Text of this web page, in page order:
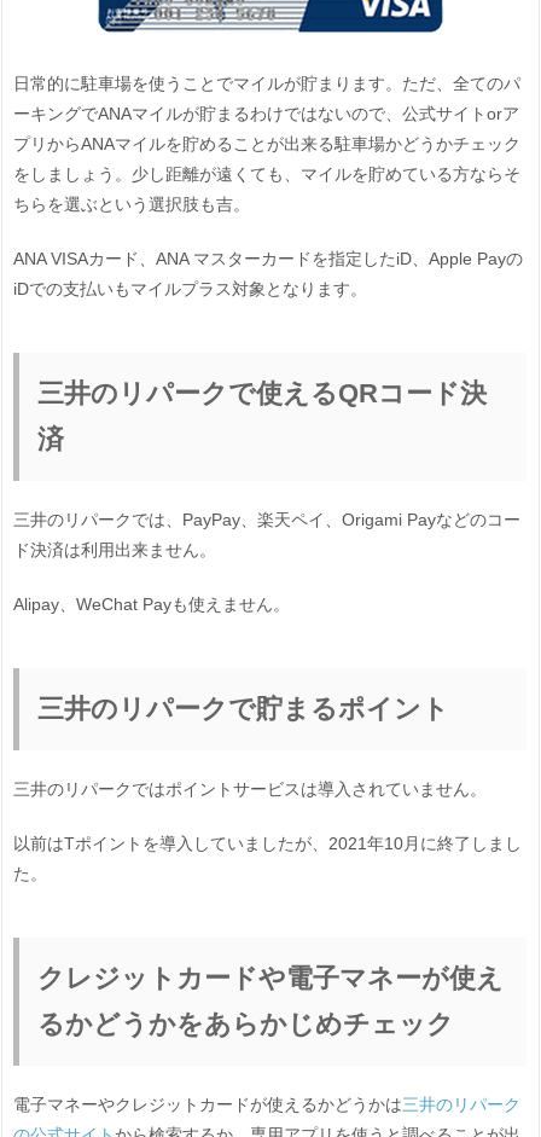
日常的に駐車場を使うことでマイルが貯まります。ただ、全てのパ
ーキングでANAマイルが貯まるわけではないので、公式サイトorア
プリからANAマイルを貯めることが出来る駐車場かどうかチェック
をしましょう。少し距離が遠くても、マイルを貯めている方ならそ
ちらを選ぶという選択肢も吉。
ANA VISAカード、ANA マスターカードを指定したiD、Apple Payの
iDでの支払いもマイルプラス対象となります。
三井のリパークで使えるQRコード決
済
三井のリパークでは、PayPay、楽天ペイ、Origami Payなどのコー
ド決済は利用出来ません。
Alipay、WeChat Payも使えません。
三井のリパークで貯まるポイント
三井のリパークではポイントサービスは導入されていません。
以前はTポイントを導入していましたが、2021年10月に終了しまし
た。
クレジットカードや電子マネーが使え
るかどうかをあらかじめチェック
電子マネーやクレジットカードが使えるかどうかは三井のリパーク